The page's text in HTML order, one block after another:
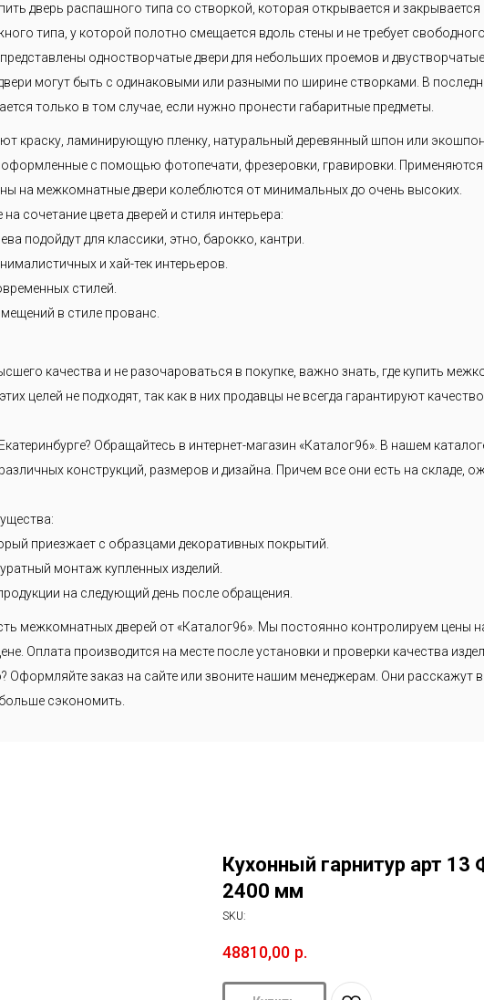
дверь распашного типа со створкой, которая открывается и закрывается
типа, у которой полотно смещается вдоль стены и не требует
одностворчатые двери для небольших проемов и
могут быть с одинаковыми или разными по ширине створками. В
только в том случае, если нужно пронести габаритные предметы.
краску, ламинирующую пленку, натуральный деревянный шпон или
оформленные с помощью фотопечати, фрезеровки, гравировки. Применяются
на межкомнатные двери колеблются от минимальных до очень высоких.
сочетание цвета дверей и стиля интерьера:
подойдут для классики, этно, барокко, кантри.
и хай-тек интерьеров.
стилей.
в стиле прованс.
качества и не разочароваться в покупке, важно знать, где купить
целей не подходят, так как в них продавцы не всегда гарантируют
Обращайтесь в интернет-магазин «Каталог96». В нашем
конструкций, размеров и дизайна. Причем все они есть на складе,
приезжает с образцами декоративных покрытий.
монтаж купленных изделий.
на следующий день после обращения.
межкомнатных дверей от «Каталог96». Мы постоянно контролируем цены
Оплата производится на месте после установки и проверки качества
заказ на сайте или звоните нашим менеджерам. Они расскажут
сэкономить.
Кухонный гарнитур арт
2400 мм
SKU:
48810,00 р.